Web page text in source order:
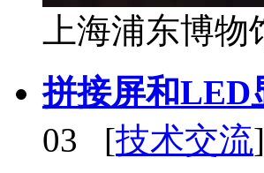
上海浦东博
拼接屏和LED
03 [技术交流